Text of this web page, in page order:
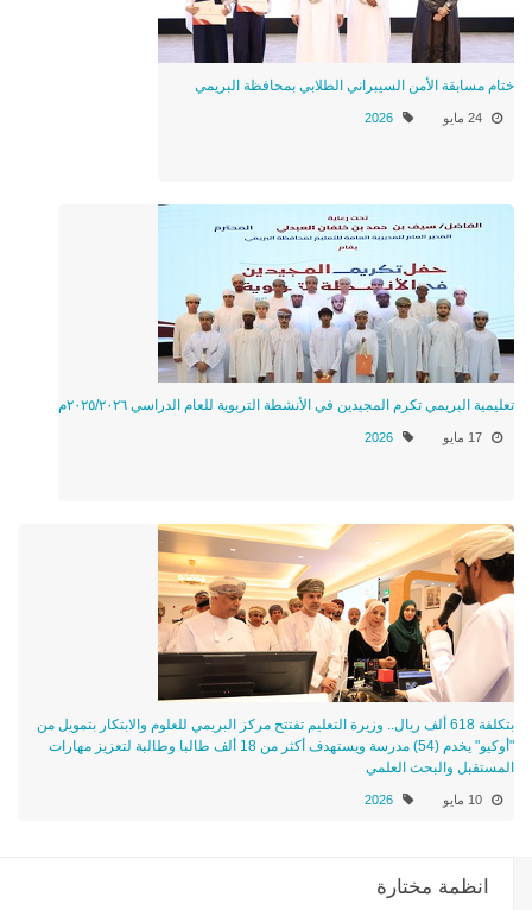
ختام مسابقة الأمن السيبراني الطلابي بمحافظة البريمي
24 مايو 2026
تعليمية البريمي تكرم المجيدين في الأنشطة التربوية للعام الدراسي ٢٠٢٥/٢٠٢٦م
17 مايو 2026
بتكلفة 618 ألف ريال.. وزيرة التعليم تفتتح مركز البريمي للعلوم والابتكار بتمويل من
"أوكيو" يخدم (54) مدرسة ويستهدف أكثر من 18 ألف طالبا وطالبة لتعزيز مهارات
المستقبل والبحث العلمي
10 مايو 2026
انظمة مختارة